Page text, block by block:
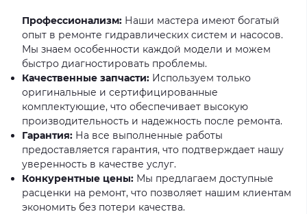
Профессионализм: Наши мастера имеют богатый
опыт в ремонте гидравлических систем и насосов.
Мы знаем особенности каждой модели и можем
быстро диагностировать проблемы.
Качественные запчасти: Используем только
оригинальные и сертифицированные
комплектующие, что обеспечивает высокую
производительность и надежность после ремонта.
Гарантия: На все выполненные работы
предоставляется гарантия, что подтверждает нашу
уверенность в качестве услуг.
Конкурентные цены: Мы предлагаем доступные
расценки на ремонт, что позволяет нашим клиентам
экономить без потери качества.